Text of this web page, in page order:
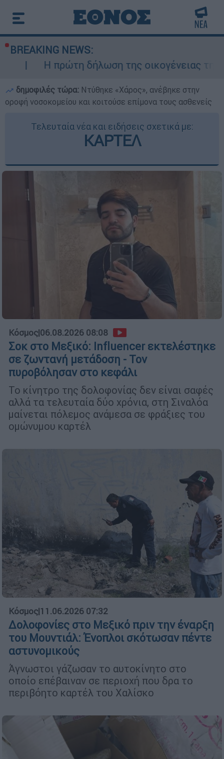
BREAKING NEWS:
δήλωση της οικογένειας της 38χρονης
δημοφιλές τώρα: Ντύθηκε «Χάρος», ανέβηκε στην
οροφή νοσοκομείου και κοιτούσε επίμονα τους ασθενείς
Τελευταία νέα και ειδήσεις σχετικά με:
ΚΑΡΤΕΛ
Κόσμος|06.08.2026 08:08
Σοκ στο Μεξικό: Influencer εκτελέστηκε
σε ζωντανή μετάδοση - Τον
πυροβόλησαν στο κεφάλι
Το κίνητρο της δολοφονίας δεν είναι σαφές
αλλά τα τελευταία δύο χρόνια, στη Σιναλόα
μαίνεται πόλεμος ανάμεσα σε φράξιες του
ομώνυμου καρτέλ
Κόσμος|11.06.2026 07:32
Δολοφονίες στο Μεξικό πριν την έναρξη
του Μουντιάλ: Ένοπλοι σκότωσαν πέντε
αστυνομικούς
Άγνωστοι γάζωσαν το αυτοκίνητο στο
οποίο επέβαιναν σε περιοχή που δρα το
περιβόητο καρτέλ του Χαλίσκο